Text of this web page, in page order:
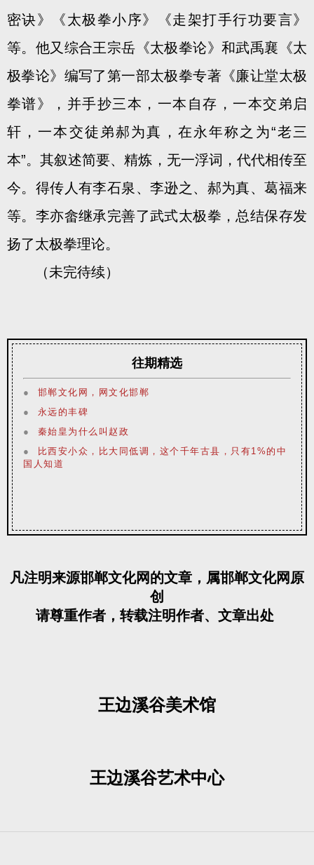
密诀》《太极拳小序》《走架打手行功要言》
等。他又综合王宗岳《太极拳论》和武禹襄《太
极拳论》编写了第一部太极拳专著《廉让堂太极
拳谱》，并手抄三本，一本自存，一本交弟启
轩，一本交徒弟郝为真，在永年称之为“老三
本”。其叙述简要、精炼，无一浮词，代代相传至
今。得传人有李石泉、李逊之、郝为真、葛福来
等。李亦畲继承完善了武式太极拳，总结保存发
扬了太极拳理论。
（未完待续）
往期精选
●
邯郸文化网，网文化邯郸
●
永远的丰碑
●
秦始皇为什么叫赵政
●
比西安小众，比大同低调，这个千年古县，只有1%的中
国人知道
凡注明来源邯郸文化网的文章，属邯郸文化网原
创
请尊重作者，转载注明作者、文章出处
王边溪谷美术馆
王边溪谷艺术中心